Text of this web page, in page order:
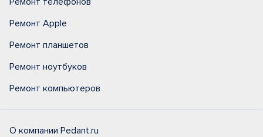
Ремонт Apple
Ремонт планшетов
Ремонт ноутбуков
Ремонт компьютеров
О компании Pedant.ru